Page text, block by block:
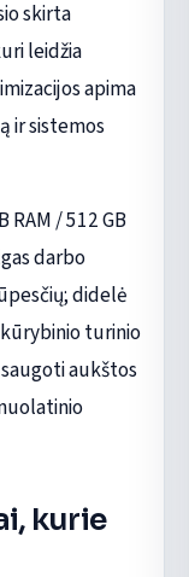
skirta
leidžia
apima
ir sistemos
/ 512 GB
darbo
didelė
turinio
aukštos
kurie